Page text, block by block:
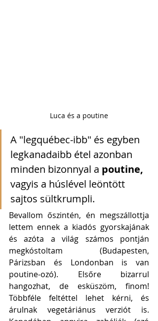
Luca és a poutine
A "legquébec-ibb" és egyben
legkanadaibb étel azonban
minden bizonnyal a poutine,
vagyis a húslével leöntött
sajtos sültkrumpli.
Bevallom őszintén, én megszállottja
lettem ennek a kiadós gyorskajának
és azóta a világ számos pontján
megkóstoltam (Budapesten,
Párizsban és Londonban is van
poutine-ozó). Elsőre bizarrul
hangozhat, de esküszöm, finom!
Többféle feltéttel lehet kérni, és
árulnak vegetáriánus verziót is.